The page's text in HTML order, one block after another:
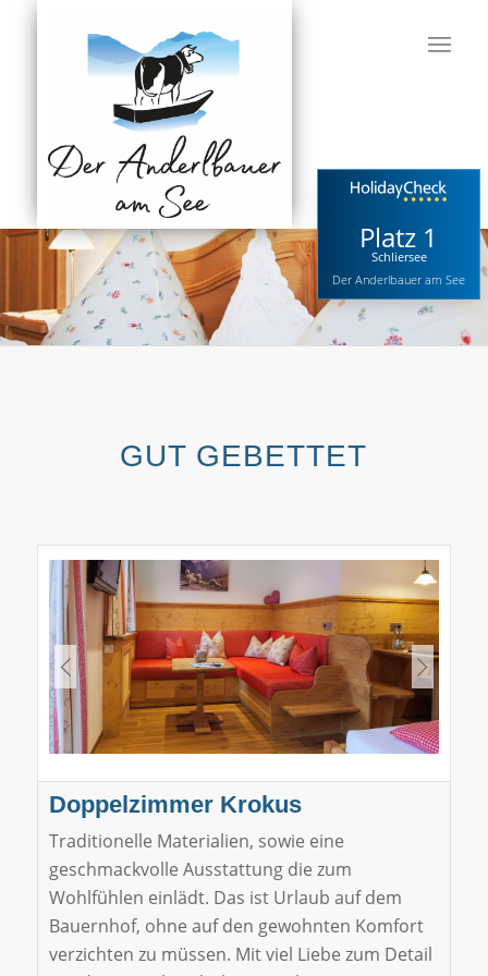
GUT GEBETTET
Doppelzimmer Krokus
Traditionelle Materialien, sowie eine
geschmackvolle Ausstattung die zum
Wohlfühlen einlädt. Das ist Urlaub auf dem
Bauernhof, ohne auf den gewohnten Komfort
verzichten zu müssen. Mit viel Liebe zum Detail
Platz 1
Schliersee
Der Anderlbauer am See